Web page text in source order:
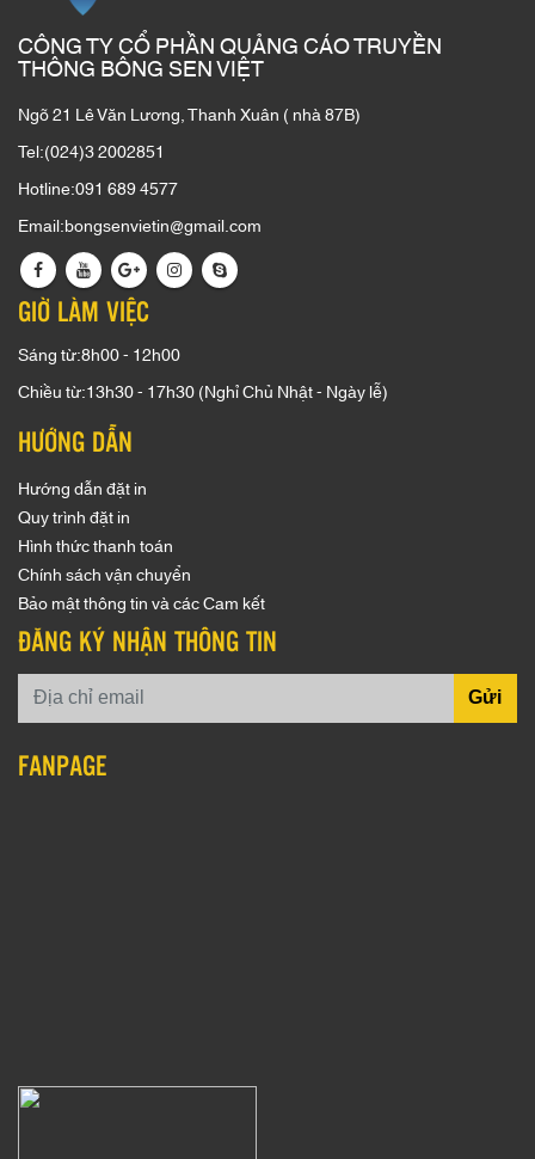
CÔNG TY CỔ PHẦN QUẢNG CÁO TRUYỀN
THÔNG BÔNG SEN VIỆT
Ngõ 21 Lê Văn Lương, Thanh Xuân ( nhà 87B)
Tel:(024)3 2002851
Hotline:091 689 4577
Email:bongsenvietin@gmail.com
GIỜ LÀM VIỆC
Sáng từ:8h00 - 12h00
Chiều từ:13h30 - 17h30 (Nghỉ Chủ Nhật - Ngày lễ)
HƯỚNG DẪN
Hướng dẫn đặt in
Quy trình đặt in
Hình thức thanh toán
Chính sách vận chuyển
Bảo mật thông tin và các Cam kết
ĐĂNG KÝ NHẬN THÔNG TIN
Gửi
FANPAGE